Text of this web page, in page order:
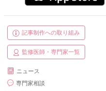
記事制作への取り組み
監修医師・専門家一覧
ニュース
専門家相談